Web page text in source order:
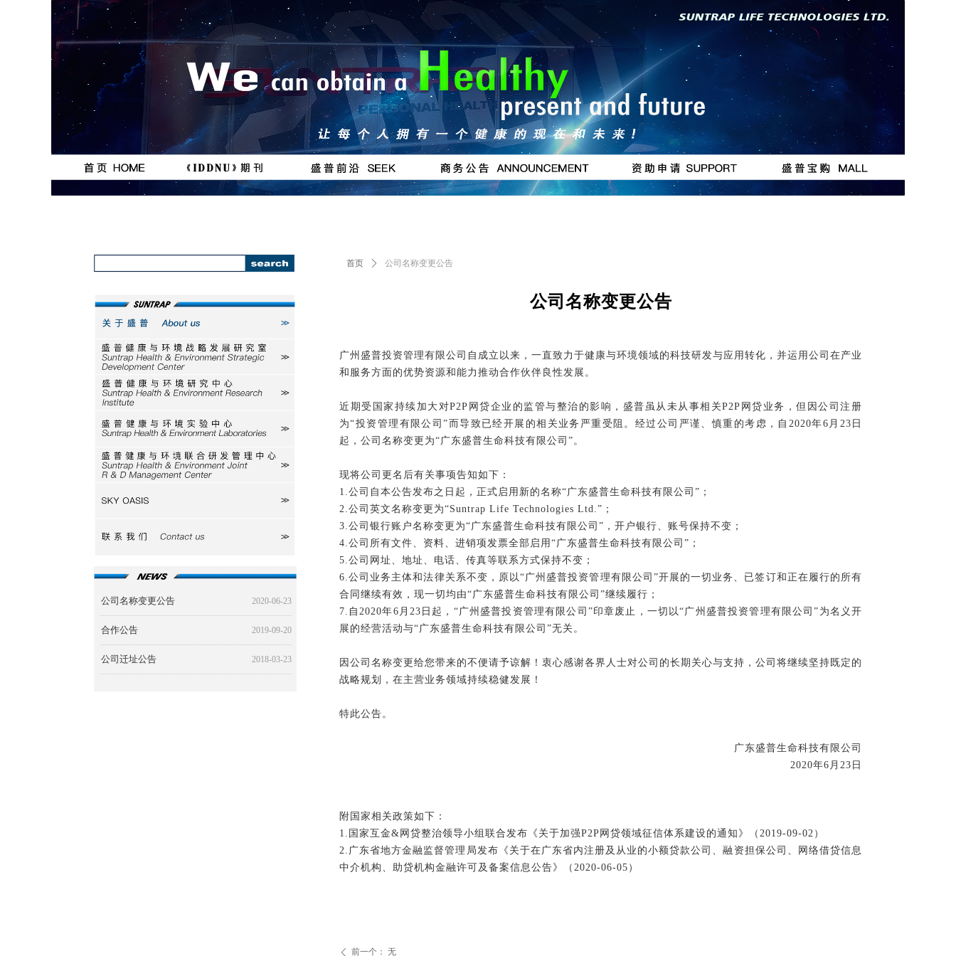
按钮 按钮 按钮 按钮
#
按钮
公司名称变更公告
广州盛普投资管理有限公司自成立以来，一直致力于健康与环境领域的科技研发与应用转化，并运用公司在产业
和服务方面的优势资源和能力推动合作伙伴良性发展。
近期受国家持续加大对P2P网贷企业的监管与整治的影响，盛普虽从未从事相关P2P网贷业务，但因公司注册
为“投资管理有限公司”而导致已经开展的相关业务严重受阻。经过公司严谨、慎重的考虑，自2020年6月23日
起，公司名称变更为“广东盛普生命科技有限公司”。
现将公司更名后有关事项告知如下：
1.公司自本公告发布之日起，正式启用新的名称“广东盛普生命科技有限公司”；
2.公司英文名称变更为“Suntrap Life Technologies Ltd.”；
3.公司银行账户名称变更为“广东盛普生命科技有限公司”，开户银行、账号保持不变；
4.公司所有文件、资料、进销项发票全部启用“广东盛普生命科技有限公司”；
5.公司网址、地址、电话、传真等联系方式保持不变；
6.公司业务主体和法律关系不变，原以“广州盛普投资管理有限公司”开展的一切业务、已签订和正在履行的所有
合同继续有效，现一切均由“广东盛普生命科技有限公司”继续履行；
7.自2020年6月23日起，“广州盛普投资管理有限公司”印章废止，一切以“广州盛普投资管理有限公司”为名义开
展的经营活动与“广东盛普生命科技有限公司”无关。
因公司名称变更给您带来的不便请予谅解！衷心感谢各界人士对公司的长期关心与支持，公司将继续坚持既定的
战略规划，在主营业务领域持续稳健发展！
特此公告。
广东盛普生命科技有限公司
2020年6月23日
附国家相关政策如下：
1.国家互金&网贷整治领导小组联合发布《关于加强P2P网贷领域征信体系建设的通知》（2019-09-02）
2.广东省地方金融监督管理局发布《关于在广东省内注册及从业的小额贷款公司、融资担保公司、网络借贷信息
中介机构、助贷机构金融许可及备案信息公告》（2020-06-05）
ꄴ 前一个： 无
关于盛普
研究室
研究中心
实验中心
研发中心
联系我们
首页 ꄲ 公司名称变更公告
2020-06-23
公司名称变更公告
2019-09-20
合作公告
2018-03-23
公司迁址公告
111111